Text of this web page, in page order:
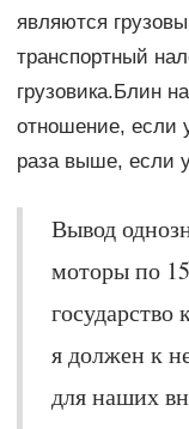
являются
транспортный
грузовика.Блин
отношение, если
раза выше, если
Вывод
моторы по
государство
я должен к
для наших